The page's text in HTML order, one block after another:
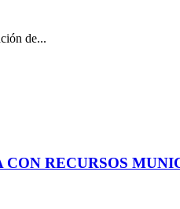
de...
RECURSOS